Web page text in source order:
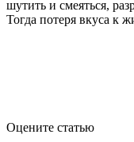
шутить и смеяться,
Тогда потеря вкуса к
Оцените статью